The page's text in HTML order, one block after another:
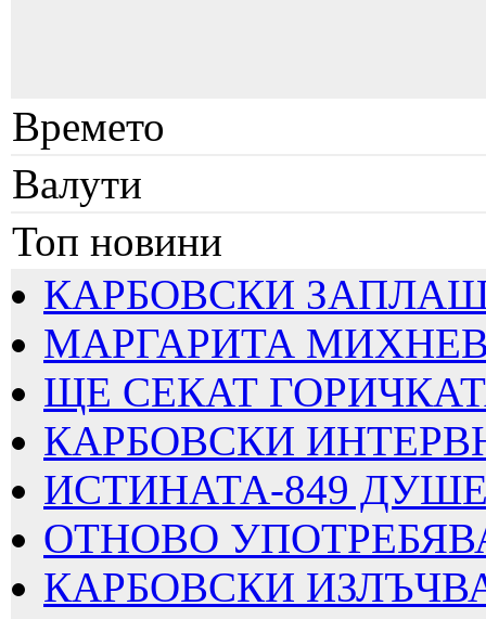
Времето
Валути
Топ новини
КАРБОВСКИ
МАРГАРИТА
ЩЕ СЕКАТ
КАРБОВСКИ
ИСТИНАТА-849
ОТНОВО
КАРБОВСКИ